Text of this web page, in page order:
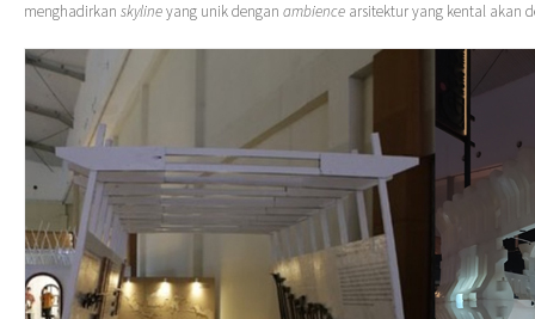
menghadirkan skylineyang unik dengan ambience arsitektur yang kental akan